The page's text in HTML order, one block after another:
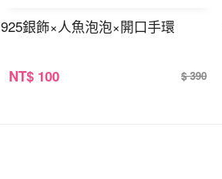
925銀飾×人魚泡泡×開口手環
NT$ 100 $ 390